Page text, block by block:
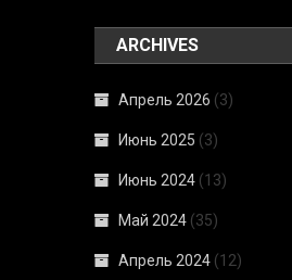
ARCHIVES
Апрель 2026 (3)
Июнь 2025 (3)
Июнь 2024 (13)
Май 2024 (35)
Апрель 2024 (12)